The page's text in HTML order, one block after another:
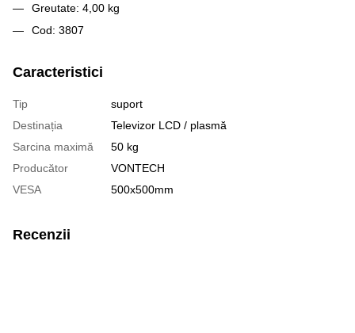
Greutate: 4,00 kg
Cod: 3807
Caracteristici
Tip
suport
Destinația
Televizor LCD / plasmă
Sarcina maximă
50 kg
Producător
VONTECH
VESA
500x500mm
Recenzii